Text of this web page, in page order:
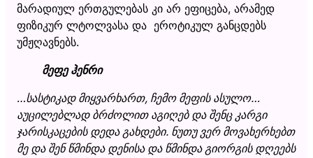
მარადიულ ერთგულებას კი არ ეფიცება, არამედ
ფიზიკურ ლტოლვასა და ეროტიკულ განცდებს
უმჟღავნებს.
მეფე ჰენრი
…სასტიკად მიყვარხართ, ჩემო მეფის ასულო…
აუცილებლად ბრძოლით აგიღებ და შენც კარგი
ჯარისკაცების დედა გახდები. ნუთუ ვერ მოვახერხებთ
მე და შენ წმინდა დენისა და წმინდა გიორგის დღეებს